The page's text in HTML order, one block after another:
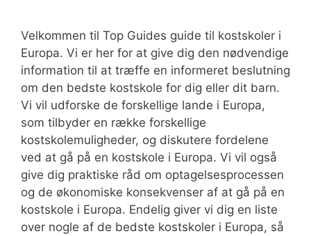
Velkommen til Top Guides guide til kostskoler i
Europa. Vi er her for at give dig den nødvendige
information til at træffe en informeret beslutning
om den bedste kostskole for dig eller dit barn.
Vi vil udforske de forskellige lande i Europa,
som tilbyder en række forskellige
kostskolemuligheder, og diskutere fordelene
ved at gå på en kostskole i Europa. Vi vil også
give dig praktiske råd om optagelsesprocessen
og de økonomiske konsekvenser af at gå på en
kostskole i Europa. Endelig giver vi dig en liste
over nogle af de bedste kostskoler i Europa, så